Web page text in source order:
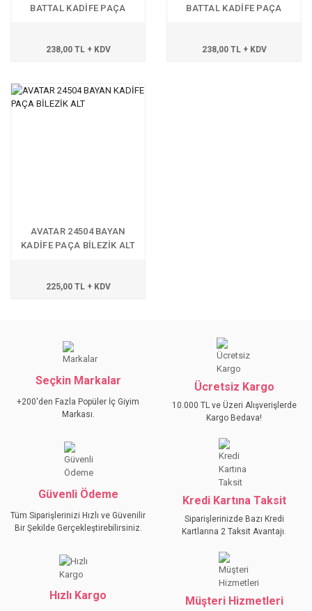
BATTAL KADİFE PAÇA
238,00 TL + KDV
BATTAL KADİFE PAÇA
238,00 TL + KDV
AVATAR 24504 BAYAN
KADİFE PAÇA BİLEZİK ALT
225,00 TL + KDV
Seçkin Markalar
+200'den Fazla Popüler İç Giyim
Markası.
Ücretsiz Kargo
10.000 TL ve Üzeri Alışverişlerde
Kargo Bedava!
Güvenli Ödeme
Tüm Siparişlerinizi Hızlı ve Güvenilir
Bir Şekilde Gerçekleştirebilirsiniz.
Kredi Kartına Taksit
Siparişlerinizde Bazı Kredi
Kartlarına 2 Taksit Avantajı.
Hızlı Kargo Müşteri Hizmetleri